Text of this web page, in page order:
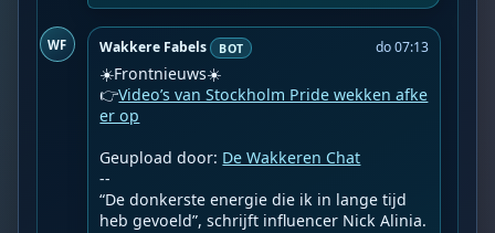
WF Wakkere Fabels BOT do 07:13
☀️Frontnieuws☀️
👉Video’s van Stockholm Pride wekken afke
er op
Geupload door: De Wakkeren Chat
--
“De donkerste energie die ik in lange tijd
heb gevoeld”, schrijft influencer Nick Alinia.